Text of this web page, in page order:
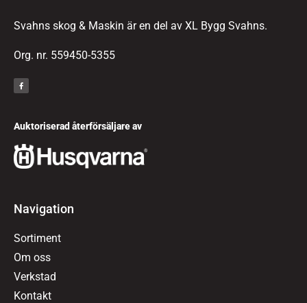
Svahns skog & Maskin är en del av XL Bygg Svahns.
Org. nr. 559450-5355
Auktoriserad återförsäljare av
Navigation
Sortiment
Om oss
Verkstad
Kontakt